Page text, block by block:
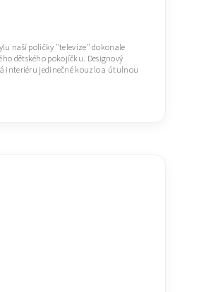
naší poličky "televize" dokonale
dětského pokojíčku. Designový
interiéru jedinečné kouzlo a útulnou